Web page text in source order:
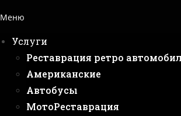
Меню
Услуги
Реставрация ретро
Американские
Автобусы
МотоРеставрация